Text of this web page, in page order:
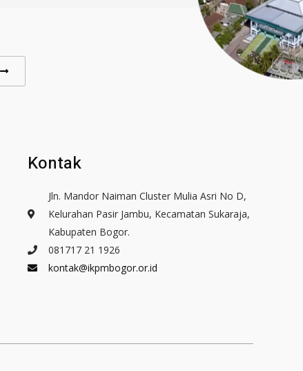
Kontak
Jln. Mandor Naiman Cluster Mulia Asri No D,
Kelurahan Pasir Jambu, Kecamatan Sukaraja,
Kabupaten Bogor.
081717 21 1926
kontak@ikpmbogor.or.id